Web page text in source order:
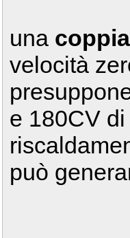
una coppia
velocità
e 180CV
può